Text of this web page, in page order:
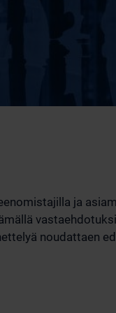
ja
noudattaen